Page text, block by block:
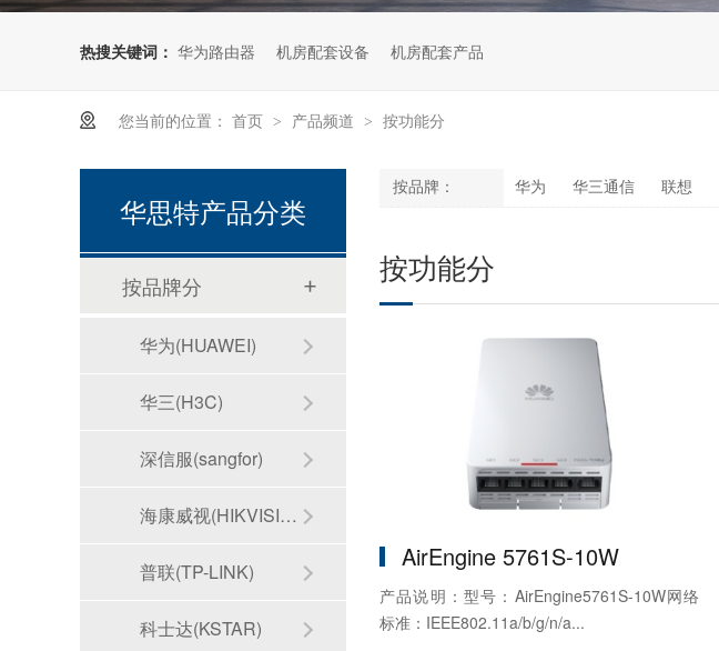
热搜关键词： 华为路由器 机房配套设备 机房配套产品
您当前的位置： 首页 > 产品频道 > 按功能分
按品牌： 华为 华三通信 联想
按功能分
AirEngine 5761S-10W
产品说明：型号：AirEngine5761S-10W网络
标准：IEEE802.11a/b/g/n/a...
华思特产品分类
按品牌分
华为(HUAWEI)
华三(H3C)
深信服(sangfor)
海康威视(HIKVISION)
普联(TP-LINK)
科士达(KSTAR)